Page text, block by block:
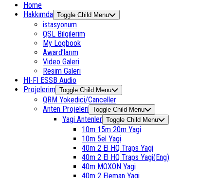
Home
Hakkımda Toggle Child Menu
istasyonum
QSL Bilgilerim
My Logbook
Award’larım
Video Galeri
Resim Galeri
HI-FI ESSB Audio
Projelerim Toggle Child Menu
QRM Yokedici/Canceller
Anten Projeleri Toggle Child Menu
Yagi Antenler Toggle Child Menu
10m 15m 20m Yagi
10m 5el Yagi
40m 2 El HQ Traps Yagi
40m 2 El HQ Traps Yagi(Eng)
40m MOXON Yagi
40m 2 Eleman Yagi